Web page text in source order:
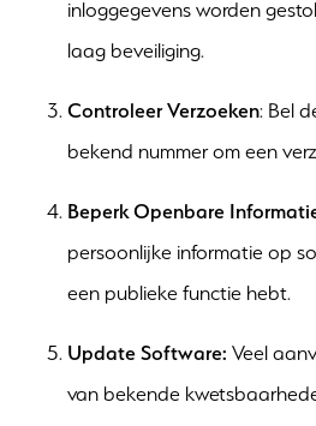
inloggegevens worden
laag beveiliging.
Controleer Verzoeken: Bel
bekend nummer om een
Beperk Openbare
persoonlijke informatie op
een publieke functie hebt.
Update Software: Veel
van bekende